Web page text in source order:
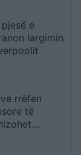
e
largimin
rrëfen
të